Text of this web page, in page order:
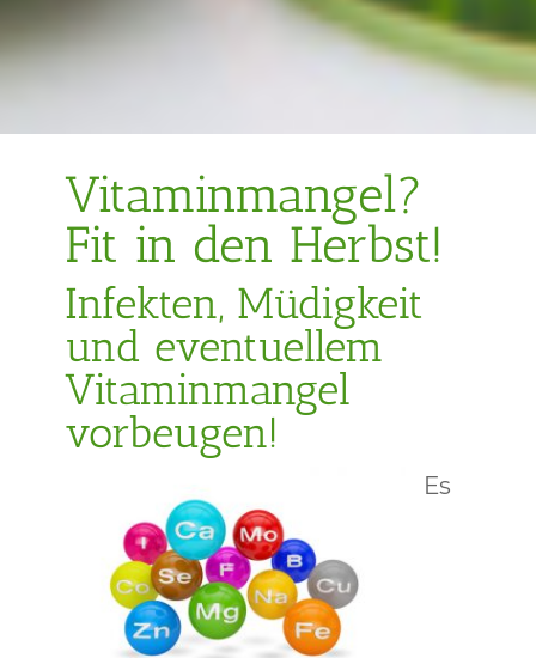
Vitaminmangel?
Fit in den Herbst!
Infekten, Müdigkeit
und eventuellem
Vitaminmangel
vorbeugen!
Es